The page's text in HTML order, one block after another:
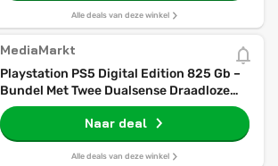
Alle deals van deze winkel
MediaMarkt
Playstation PS5 Digital Edition 825 Gb –
Bundel Met Twee Dualsense Draadloze
Controllers
Naar deal
Alle deals van deze winkel